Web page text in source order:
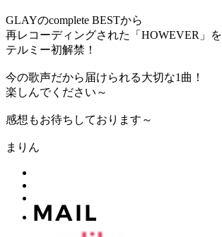
GLAYのcomplete BESTから
再レコーディングされた「HOWEVER」を
テルミー初解禁！
今の歌声だから届けられる大切な1曲！
楽しんでください～
感想もお待ちしております～
まりん